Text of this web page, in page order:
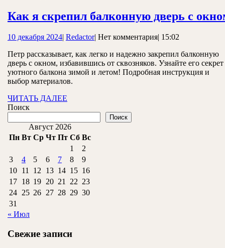
сложнее,
чем
Как я скрепил балконную дверь с
10 декабря 202410
2024
RedactorRedactor
| Нет комментария 15:02
Петр рассказывает, как легко и надежно закрепил балконную
дверь с окном, избавившись от сквозняков. Узнайте его секрет
уютного балкона зимой и летом! Подробная инструкция и
выбор материалов.
ЧИТАТЬ ДАЛЕЕ
Поиск
Поиск
Август 2026
Пн Вт Ср Чт Пт Сб Вс
1
2
3
4 5 6 7 8
9
10 11 12 13 14 15 16
17 18 19 20 21 22 23
24 25 26 27 28 29 30
31
« Июл
Свежие записи